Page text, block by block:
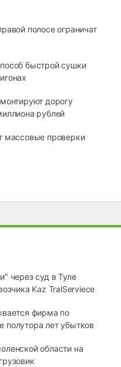
полосе ограничат
быстрой сушки
дорогу
рублей
массовые проверки
через суд в Туле
Kaz TralServiece
фирма по
полутора лет убытков
области на